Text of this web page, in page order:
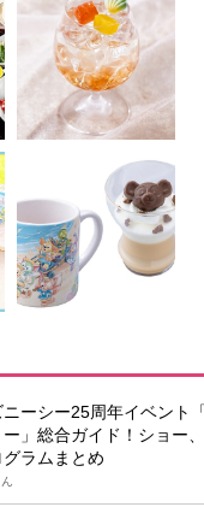
ーシー25周年イベント
ー」総合ガイド！ショー
ラムまとめ